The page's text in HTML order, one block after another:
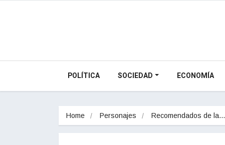
POLÍTICA SOCIEDAD ECONOMÍA
Home Personajes Recomendados de la…